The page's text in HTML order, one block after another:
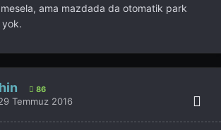
ama mazdada da otomatik park
yok.
86
Temmuz 2016